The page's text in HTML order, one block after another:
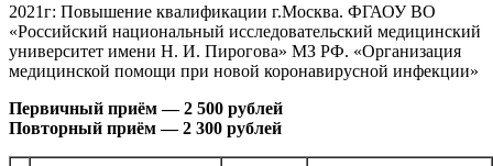
2021г: Повышение квалификации г.Москва. ФГАОУ ВО
«Российский национальный исследовательский медицинский
университет имени Н. И. Пирогова» МЗ РФ. «Организация
медицинской помощи при новой коронавирусной инфекции»
Первичный приём — 2 500 рублей
Повторный приём — 2 300 рублей